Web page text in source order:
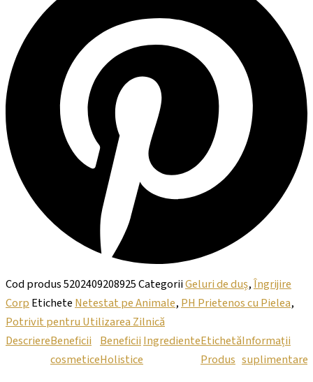
Cod produs5202409208925CategoriiGeluri de duș,Îngrijire
CorpEticheteNetestat pe Animale,PH Prietenos cu Pielea,
Potrivit pentru Utilizarea Zilnică
Descriere
Informații
suplimentare
Beneficii
cosmetice
Beneficii
Holistice
IngredienteEtichetă
Produs